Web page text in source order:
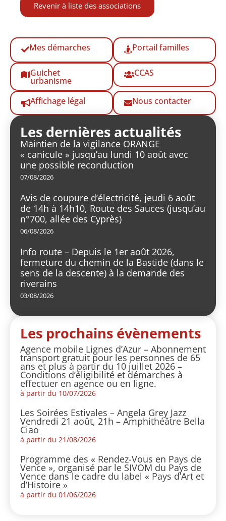
Revenir à liste des associations
Mes démarches Portail familles
Guichet
urbanisme
CCAS
Affichage légal Nous contacter
Les dernières actualités
Maintien de la vigilance ORANGE
« canicule » jusqu’au lundi 10 août avec
une possible reconduction
07/08/2026
Avis de coupure d’électricité, jeudi 6 août
de 14h à 14h10, Route des Sauces (jusqu’au
n°700, allée des Cyprès)
06/08/2026
Info route – Depuis le 1er août 2026,
fermeture du chemin de la Bastide (dans le
sens de la descente) à la demande des
riverains
03/08/2026
Les prochains évènements
Agence mobile Lignes d’Azur – Abonnement
transport gratuit pour les personnes de 65
ans et plus à partir du 10 juillet 2026 –
Conditions d’éligibilité et démarches à
effectuer en agence ou en ligne.
à partir du 10/07/2026
Les Soirées Estivales – Angela Grey Jazz
Vendredi 21 août, 21h – Amphithéâtre Bella
Ciao
à partir du 21/08/2026
Programme des « Rendez-Vous en Pays de
Vence », organisé par le SIVOM du Pays de
Vence dans le cadre du label « Pays d’Art et
d’Histoire »
à partir du 01/06/2026